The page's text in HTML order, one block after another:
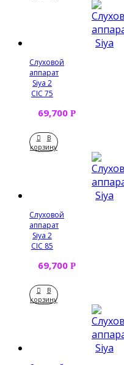
Слуховой
аппарат
Siya 2
CIC 75
69,700 Р
В
корзину
Слуховой
аппарат
Siya 2
CIC 85
69,700 Р
В
корзину